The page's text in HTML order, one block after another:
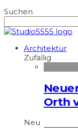
Suchen
Architektur
Zufällig
Orth
Neu